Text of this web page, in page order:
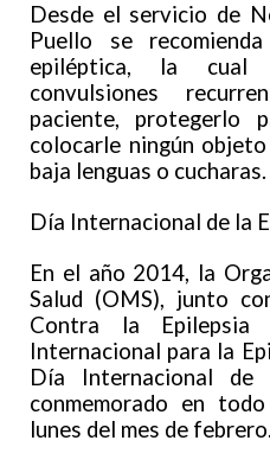
Desde el servicio de
Puello se
epiléptica, la cual
convulsiones
paciente, protegerlo
colocarle ningún
baja lenguas o cucharas.
Día Internacional de la
En el año 2014, la
Salud (OMS), junto
Contra la
Internacional para la
Día Internacional
conmemorado en
lunes del mes de febrero.